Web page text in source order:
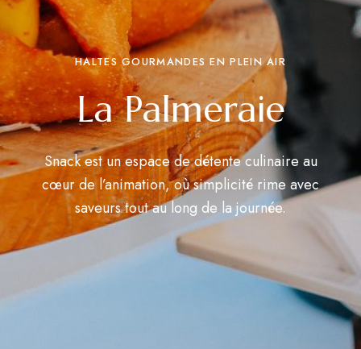
HALTES GOURMANDES EN PLEIN AIR
La Palmeraie
Snack est un espace de détente culinaire au
cœur de l’animation, où simplicité rime avec
saveurs tout au long de la journée.